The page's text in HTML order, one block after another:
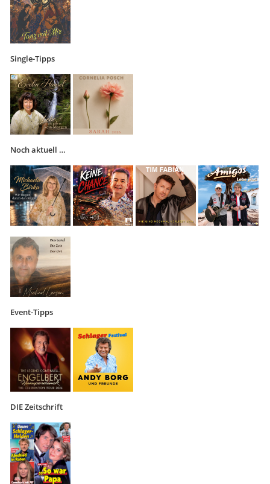
Single-Tipps
Noch aktuell …
Event-Tipps
DIE Zeitschrift